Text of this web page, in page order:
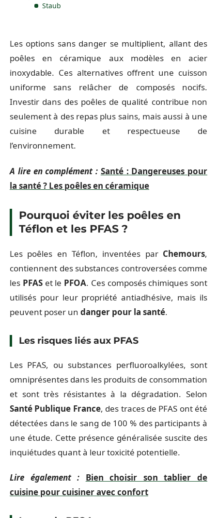
Staub
Les options sans danger se multiplient, allant des
poêles en céramique aux modèles en acier
inoxydable. Ces alternatives offrent une cuisson
uniforme sans relâcher de composés nocifs.
Investir dans des poêles de qualité contribue non
seulement à des repas plus sains, mais aussi à une
cuisine durable et respectueuse de
l’environnement.
A lire en complément : Santé : Dangereuses pour
la santé ? Les poêles en céramique
Pourquoi éviter les poêles en
Téflon et les PFAS ?
Les poêles en Téflon, inventées par Chemours,
contiennent des substances controversées comme
les PFASet le PFOA. Ces composés chimiques sont
utilisés pour leur propriété antiadhésive, mais ils
peuvent poser un danger pour la santé.
Les risques liés aux PFAS
Les PFAS, ou substances perfluoroalkylées, sont
omniprésentes dans les produits de consommation
et sont très résistantes à la dégradation. Selon
Santé Publique France, des traces de PFAS ont été
détectées dans le sang de 100 % des participants à
une étude. Cette présence généralisée suscite des
inquiétudes quant à leur toxicité potentielle.
Lire également :
Bien choisir son tablier de
cuisine pour cuisiner avec confort